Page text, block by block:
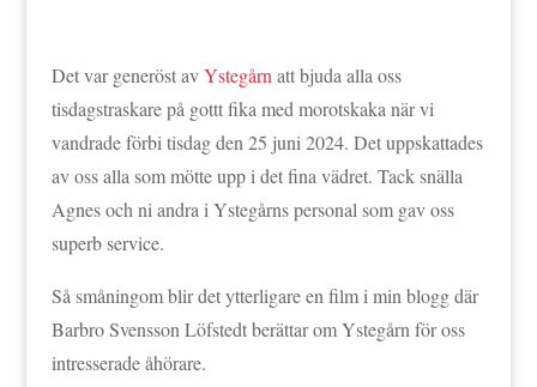
Det var generöst avYstegårn att bjuda alla oss
tisdagstraskare på gottt fika med morotskaka när vi
vandrade förbi tisdag den 25 juni 2024. Det uppskattades
av oss alla som mötte upp i det fina vädret. Tack snälla
Agnes och ni andra i Ystegårns personal som gav oss
superb service.
Så småningom blir det ytterligare en film i min blogg där
Barbro Svensson Löfstedt berättar om Ystegårn för oss
intresserade åhörare.